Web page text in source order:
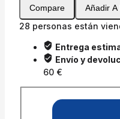
Compare Añadir A
28 personas están
Entrega
Envío y
60 €